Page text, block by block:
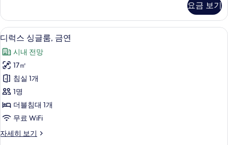
사
진
모
두
보
기
싱
글
룸,
흡
연
자
세
히
보
기
요금 보기
디
럭
스
싱
글
룸,
금
사
고급 침구, 암막 커튼, 방음 설비, 다리
10
디럭스 싱글룸, 금연
시내 전망
17㎡
침실 1개
1명
더블침대 1개
무료 WiFi
자세히 보기
디